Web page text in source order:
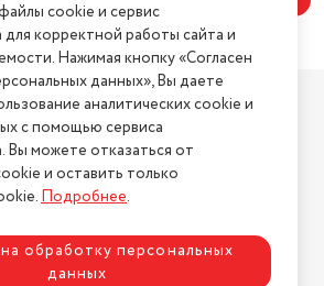
Компания
О компании
Магазины
Бренды
Для бизнеса
cookie и сервис
корректной работы сайта и
Нажимая кнопку «Согласен
данных», Вы даете
аналитических cookie и
с помощью сервиса
Вы можете отказаться от
и оставить только
Подробнее.
обработку персональных
данных